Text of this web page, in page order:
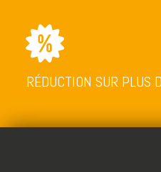
RÉDUCTION SUR PLUS